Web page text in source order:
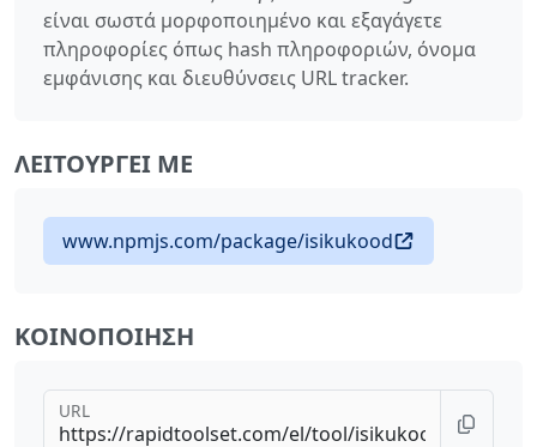
είναι σωστά μορφοποιημένο και εξαγάγετε
πληροφορίες όπως hash πληροφοριών, όνομα
εμφάνισης και διευθύνσεις URL tracker.
ΛΕΙΤΟΥΡΓΕΊ ΜΕ
www.npmjs.com/package/isikukood
ΚΟΙΝΟΠΟΊΗΣΗ
URL